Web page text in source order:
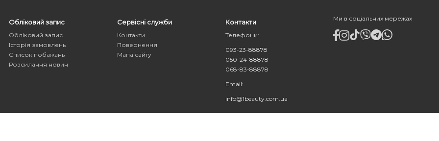
Обліковий запис
Обліковий запис
Історія замовлень
Список побажань
Розсилання новин
Сервісні служби
Контакти
Повернення
Мапа сайту
Контакти
Телефони:
093-23-88878
050-24-88878
068-83-88878
Email:
info@1beauty.com.ua
Ми в соціальних мережах